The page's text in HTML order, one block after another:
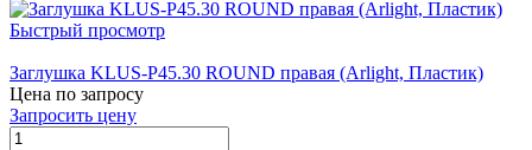
Быстрый просмотр
Заглушка KLUS-P45.30 ROUND правая (Arlight, Пластик)
Цена по запросу
Запросить цену